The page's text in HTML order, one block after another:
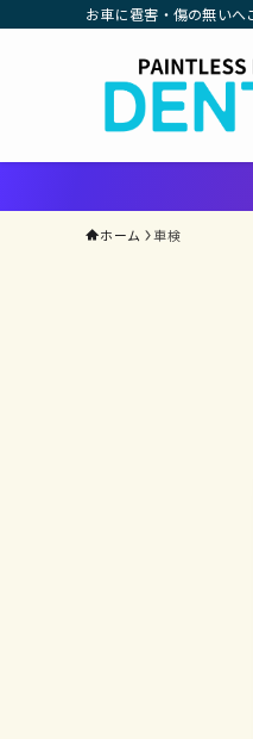
お車に雹害・傷の無い
ホーム 車検